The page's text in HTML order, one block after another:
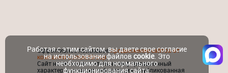
Эффективное поисковоепродвижение сайтов от
компании ContactGroup
Сайт носит исключительно информационный
характер и никакая информация, опубликованная
Работая с этим сайтом, вы даете свое согласие
на использование файловcookie. Это
необходимо для нормального
функционирования сайта.